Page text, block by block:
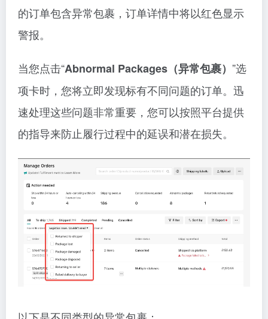
的订单包含异常包裹，订单详情中将以红色显示
警报。
当您点击“Abnormal Packages（异常包裹） ”选
项卡时，您将立即发现标有不同问题的订单。迅
速处理这些问题非常重要，您可以按照平台提供
的指导来防止履行过程中的延误和潜在损失。